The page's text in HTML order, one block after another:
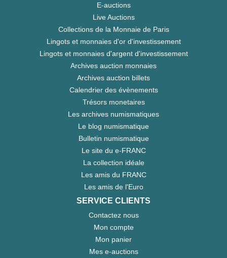
E-auctions
Live Auctions
Collections de la Monnaie de Paris
Lingots et monnaies d'or d'investissement
Lingots et monnaies d'argent d'investissement
Archives auction monnaies
Archives auction billets
Calendrier des évènements
Trésors monetaires
Les archives numismatiques
Le blog numismatique
Bulletin numismatique
Le site du e-FRANC
La collection idéale
Les amis du FRANC
Les amis de l'Euro
SERVICE CLIENTS
Contactez nous
Mon compte
Mon panier
Mes e-auctions